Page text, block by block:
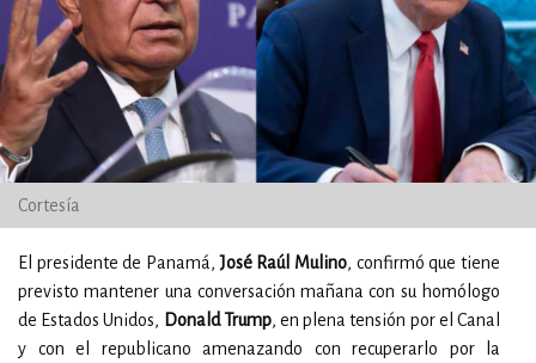
Cortesía
El presidente de Panamá,José Raúl Mulino, confirmó que tiene
previsto mantener una conversación mañana con su homólogo
de Estados Unidos, Donald Trump, en plena tensión por el Canal
y con el republicano amenazando con recuperarlo por la